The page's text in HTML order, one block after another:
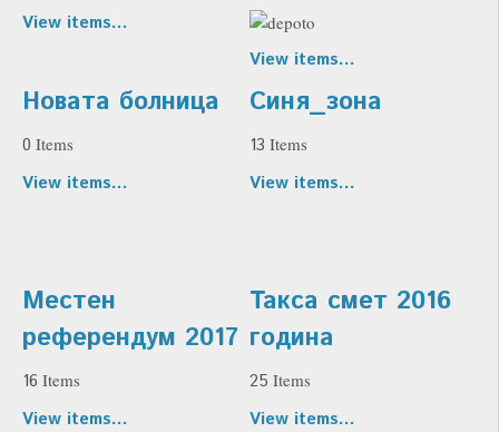
View items...
View items...
Новата болница
0 Items
View items...
Синя_зона
13 Items
View items...
Местен
референдум 2017
16 Items
View items...
Такса смет 2016
година
25 Items
View items...